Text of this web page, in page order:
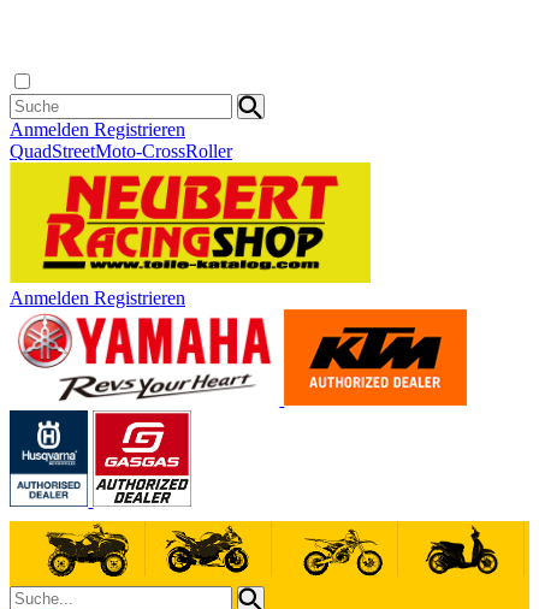
Anmelden Registrieren
QuadStreetMoto-CrossRoller
Anmelden Registrieren